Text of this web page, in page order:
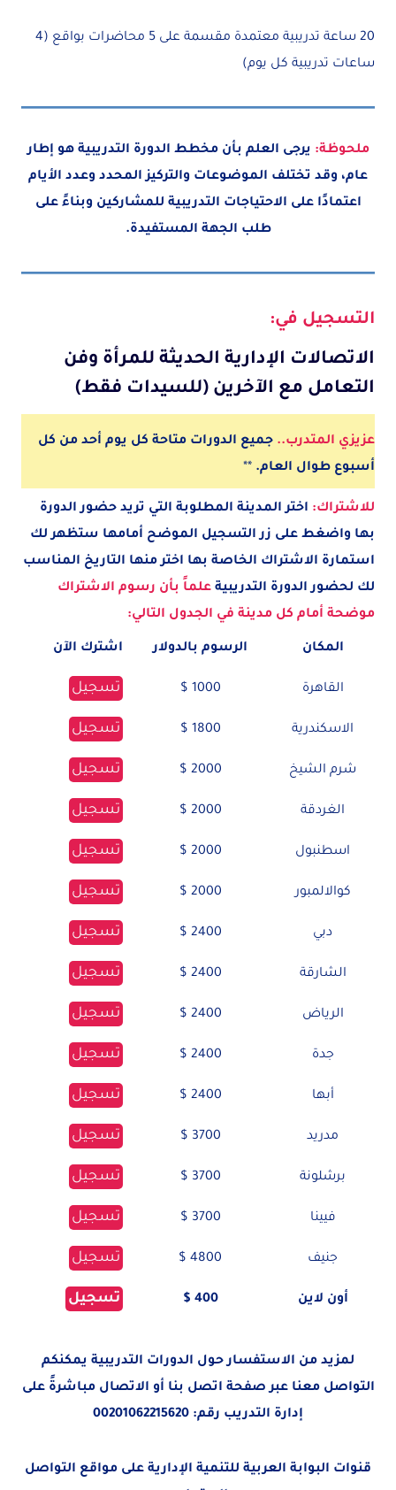
20 ساعة تدريبية معتمدة مقسمة على 5 محاضرات بواقع (4
ساعات تدريبية كل يوم)
ملحوظة: يرجى العلم بأن مخطط الدورة التدريبية هو إطار
عام، وقد تختلف الموضوعات والتركيز المحدد وعدد الأيام
اعتمادًا على الاحتياجات التدريبية للمشاركين وبناءً على
طلب الجهة المستفيدة.
التسجيل في:
الاتصالات الإدارية الحديثة للمرأة وفن
التعامل مع الآخرين (للسيدات فقط)
عزيزي المتدرب.. جميع الدورات متاحة كل يوم أحد من كل
أسبوع طوال العام. **
للاشتراك: اختر المدينة المطلوبة التي تريد حضور الدورة
بها واضغط على زر التسجيل الموضح أمامها ستظهر لك
استمارة الاشتراك الخاصة بها اختر منها التاريخ المناسب
لك لحضور الدورة التدريبية علماً بأن رسوم الاشتراك
موضحة أمام كل مدينة في الجدول التالي:
المكان الرسوم بالدولار اشترك الآن
القاهرة 1000 $ تسجيل
الاسكندرية 1800 $ تسجيل
شرم الشيخ 2000 $ تسجيل
الغردقة 2000 $ تسجيل
اسطنبول 2000 $ تسجيل
كوالالمبور 2000 $ تسجيل
دبي 2400 $ تسجيل
الشارقة 2400 $ تسجيل
الرياض 2400 $ تسجيل
جدة 2400 $ تسجيل
أبها 2400 $ تسجيل
مدريد 3700 $ تسجيل
برشلونة 3700 $ تسجيل
فيينا 3700 $ تسجيل
جنيف 4800 $ تسجيل
أون لاين 400 $ تسجيل
لمزيد من الاستفسار حول الدورات التدريبية يمكنكم
التواصل معنا عبر صفحة اتصل بنا أو الاتصال مباشرةً على
إدارة التدريب رقم: 00201062215620
قنوات البوابة العربية للتنمية الإدارية على مواقع التواصل